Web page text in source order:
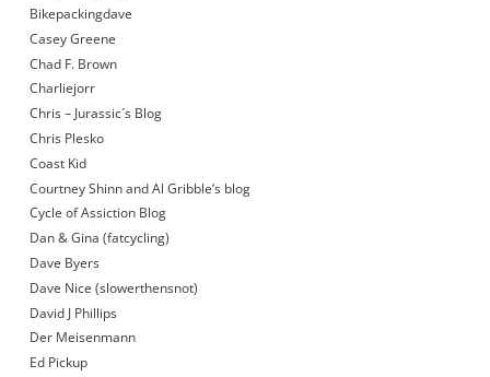
Bikepackingdave
Casey Greene
Chad F. Brown
Charliejorr
Chris – Jurassic´s Blog
Chris Plesko
Coast Kid
Courtney Shinn and Al Gribble’s blog
Cycle of Assiction Blog
Dan & Gina (fatcycling)
Dave Byers
Dave Nice (slowerthensnot)
David J Phillips
Der Meisenmann
Ed Pickup